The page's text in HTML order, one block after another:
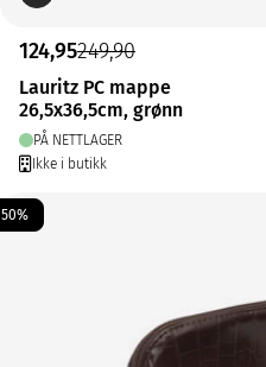
124,95249,90
Lauritz PC mappe
26,5x36,5cm, grønn
PÅ NETTLAGER
Ikke i butikk
50%